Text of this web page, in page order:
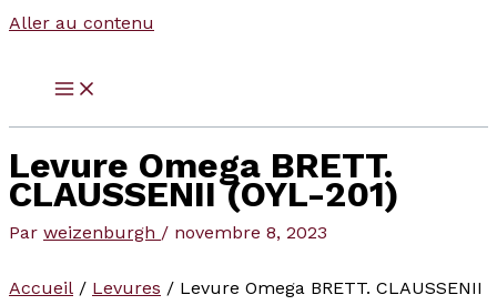
Aller au contenu
Levure Omega BRETT.
CLAUSSENII (OYL-201)
Par weizenburgh / novembre 8, 2023
Accueil / Levures / Levure Omega BRETT. CLAUSSENII